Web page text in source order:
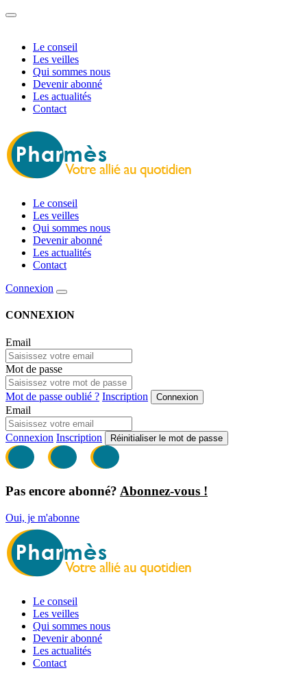
Le conseil
Les veilles
Qui sommes nous
Devenir abonné
Les actualités
Contact
Le conseil
Les veilles
Qui sommes nous
Devenir abonné
Les actualités
Contact
Connexion
CONNEXION
Email
Mot de passe
Mot de passe oublié ? Inscription Connexion
Email
Connexion Inscription Réinitialiser le mot de passe
Pas encore abonné? Abonnez-vous !
Oui, je m'abonne
Le conseil
Les veilles
Qui sommes nous
Devenir abonné
Les actualités
Contact